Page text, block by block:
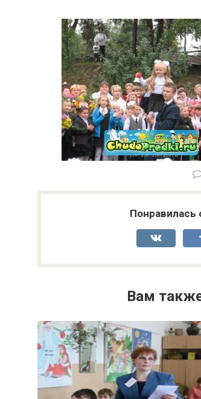
Понравилась
Вам